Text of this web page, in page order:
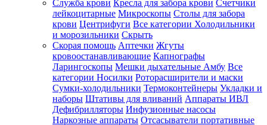
Служба крови Кресла для забора крови Счетчики
лейкоцитарные Микроскопы Столы для забора
крови Центрифуги Все категории Холодильники
и морозильники Скрыть
Скорая помощь Аптечки Жгуты
кровоостанавливающие Капнографы
Ларингоскопы Мешки дыхательные Амбу Все
категории Носилки Роторасширители и маски
Сумки-холодильники Термоконтейнеры Укладки и
наборы Штативы для вливаний Аппараты ИВЛ
Дефибрилляторы Инфузионные насосы
Наркозные аппараты Отсасыватели портативные